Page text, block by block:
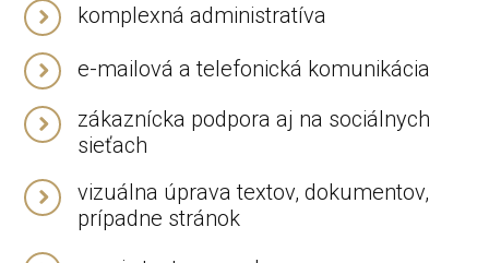
komplexná administratíva
e-mailová a telefonická komunikácia
zákaznícka podpora aj na sociálnych
sieťach
vizuálna úprava textov, dokumentov,
prípadne stránok